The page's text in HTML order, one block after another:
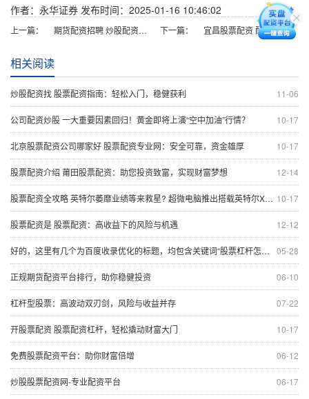
作者：永华证券 发布时间：2025-01-16 10:46:02
上一篇： 期货配资招聘 炒股配资找配资，轻松实现财富梦想 下一篇： 宜昌股票配资 配资炒股，放大收益，谨慎投资
相关阅读
11-06
炒股配资找 股票配资指南：轻松入门，稳健获利
10-17
公司配资炒股 一大重要因素回归！黄金即将上演“空中加油”行情？
10-17
北京股票配资公司哪家好 股票配资专业网：安全可靠，资金雄厚
12-14
股票配资介绍 莆田股票配资：助您投资致富，实现财富梦想
10-17
股票配资全攻略 英特尔萎靡业绩等来救星? 超微电脑推出搭载英特尔Xeon的服务器
12-12
股票配资是 股票配资：高收益下的风险与机遇
05-28
好的，这里有几个为百度收录优化的标题，均包含关键词“股票杠杆怎么做”，且控制在以内：
06-10
正规期货配资平台排行，助你稳健投资
07-22
杠杆型股票：高波动双刃剑，风险与收益并存
10-17
开股票配资 股票配资杠杆，轻松撬动财富大门
06-12
免费股票配资平台：助你财富倍增
06-17
炒股股票配资网-专业配资平台